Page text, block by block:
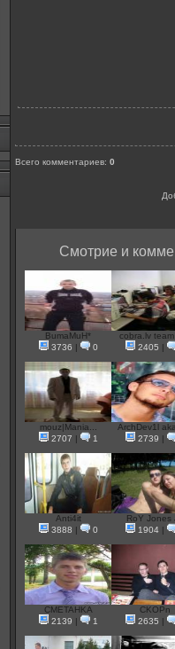
Всего комментариев:0
Смотрие и
BumaMuH*
3736
0
cobra.lv
2405
mouz|Mania...
2707
1
ArchDev1l
2739
Anti4it
3888
0
RoY Jones
1904|
CMETAHKA
2139
1
CKOPn
2635